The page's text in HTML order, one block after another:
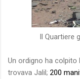
Il Quartiere
Un ordigno ha colpito
trovava Jalil; 200